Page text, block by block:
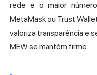
rede e o maior
MetaMask ou Trust
valoriza transparência e
MEW se mantém firme.